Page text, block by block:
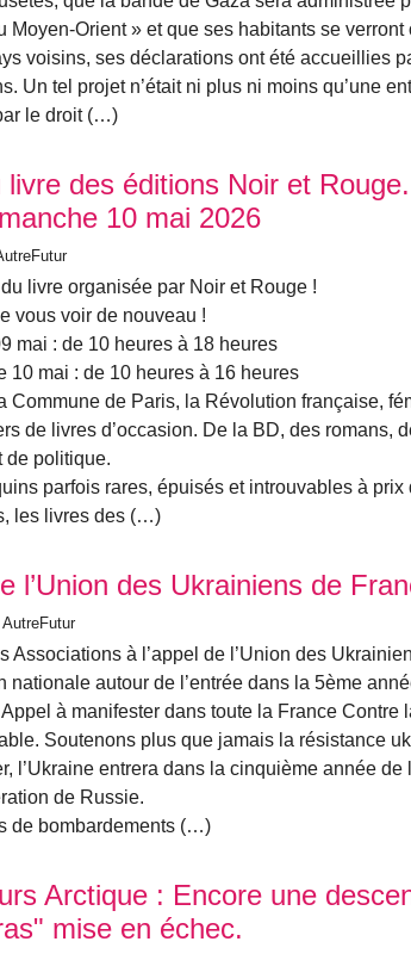
Moyen-Orient » et que ses habitants se
voisins, ses déclarations ont été accueillies
Un tel projet n’était ni plus ni moins qu’une
le droit (…)
livre des éditions Noir et
10 mai 2026
livre organisée par Noir et Rouge !
vous voir de nouveau !
mai : de 10 heures à 18 heures
10 mai : de 10 heures à 16 heures
Commune de Paris, la Révolution française,
de livres d’occasion. De la BD, des romans,
de politique.
parfois rares, épuisés et introuvables à prix
les livres des (…)
l’Union des Ukrainiens de
Associations à l’appel de l’Union des
nationale autour de l’entrée dans la 5ème
à manifester dans toute la France Contre
Soutenons plus que jamais la résistance
l’Ukraine entrera dans la cinquième année
de Russie.
de bombardements (…)
Arctique : Encore une
mise en échec.